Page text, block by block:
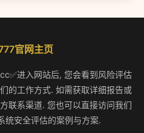
官网主页
进入网站后, 您会看到风险评估
的工作方式. 如需获取详细报告或
联系渠道. 您也可以直接访问我们
统安全评估的案例与方案.